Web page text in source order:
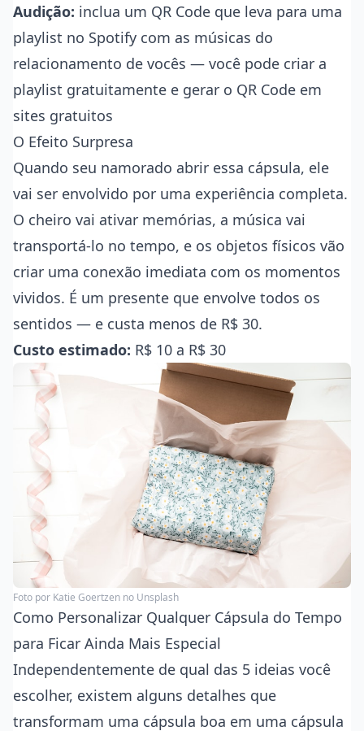
Audição: inclua um QR Code que leva para uma
playlist no Spotify com as músicas do
relacionamento de vocês — você pode criar a
playlist gratuitamente e gerar o QR Code em
sites gratuitos
O Efeito Surpresa
Quando seu namorado abrir essa cápsula, ele
vai ser envolvido por uma experiência completa.
O cheiro vai ativar memórias, a música vai
transportá-lo no tempo, e os objetos físicos vão
criar uma conexão imediata com os momentos
vividos. É um presente que envolve todos os
sentidos — e custa menos de R$ 30.
Custo estimado: R$ 10 a R$ 30
Foto por Katie Goertzen no Unsplash
Como Personalizar Qualquer Cápsula do Tempo
para Ficar Ainda Mais Especial
Independentemente de qual das 5 ideias você
escolher, existem alguns detalhes que
transformam uma cápsula boa em uma cápsula